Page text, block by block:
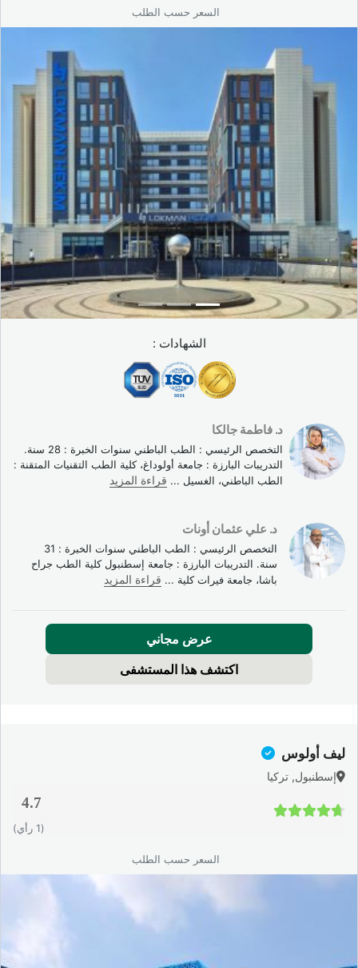
السعر حسب الطلب
الشهادات :
د. فاطمة جالكا
التخصص الرئيسي : الطب الباطني سنوات الخبرة : 28 سنة.
التدريبات البارزة : جامعة أولوداغ، كلية الطب التقنيات المتقنة :
الطب الباطني، الغسيل ... قراءة المزيد
د. علي عثمان أونات
التخصص الرئيسي : الطب الباطني سنوات الخبرة : 31
سنة. التدريبات البارزة : جامعة إسطنبول كلية الطب جراح
باشا، جامعة فيرات كلية ... قراءة المزيد
عرض مجاني
اكتشف هذا المستشفى
ليف أولوس
إسطنبول, تركيا
4.7
(1 رأي)
السعر حسب الطلب